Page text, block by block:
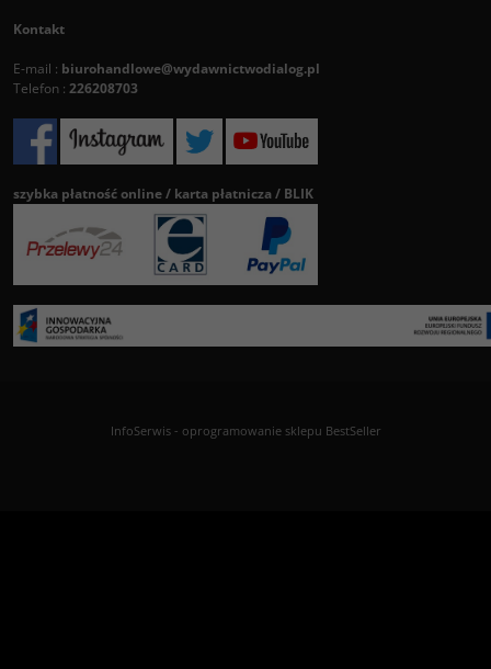
Kontakt
E-mail : biurohandlowe@wydawnictwodialog.pl
Telefon : 226208703
szybka płatność online / karta płatnicza / BLIK
InfoSerwis- oprogramowanie sklepu BestSeller